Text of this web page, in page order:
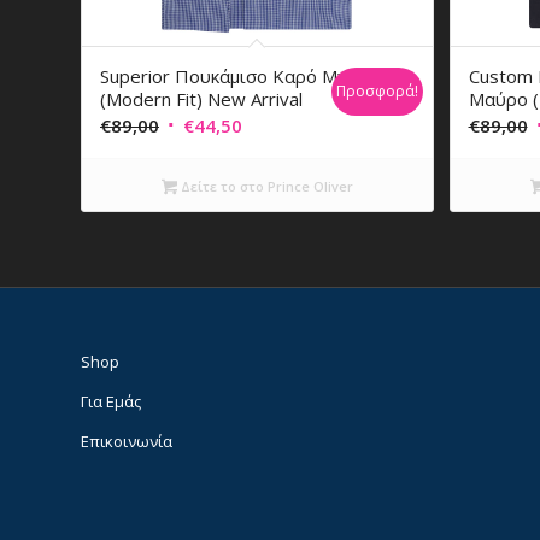
Superior Πουκάμισο Καρό Μπλε
(Modern Fit) New Arrival
€89,00 Original
was:
€89,00.
€44,50
τιμή
είναι:
Προσφορά!
Δείτε το στο Prince Oliver
Custom
Μαύρο
€89,00
Shop
Για Εμάς
Επικοινωνία